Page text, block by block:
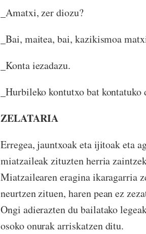
_Amatxi, zer diozu?
_Bai, maitea, bai, kazikismoa
_Konta iezadazu.
_Hurbileko kontutxo bat kontatuko
ZELATARIA
Erregea, jauntxoak eta ijitoak eta
miatzaileak zituzten herria
Miatzailearen eragina ikaragarria
neurtzen zituen, haren pean ez
Ongi adierazten du bailatako
osoko onurak arriskatzen ditu.